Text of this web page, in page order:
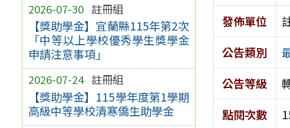
2026-07-30 註冊組
【獎助學金】宜蘭縣115年第2次
「中等以上學校優秀學生獎學金
申請注意事項」
2026-07-24 註冊組
【獎助學金】115學年度第1學期
高級中等學校清寒僑生助學金
發佈單位
公告類別
公告等級
點閱次數